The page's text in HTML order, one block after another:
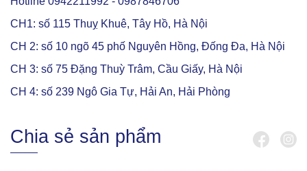
CH1: số 115 Thuỵ Khuê, Tây Hồ, Hà Nội
CH 2: số 10 ngõ 45 phố Nguyên Hồng, Đống Đa, Hà Nội
CH 3: số 75 Đặng Thuỳ Trâm, Cầu Giấy, Hà Nội
CH 4: số 239 Ngô Gia Tự, Hải An, Hải Phòng
Chia sẻ sản phẩm